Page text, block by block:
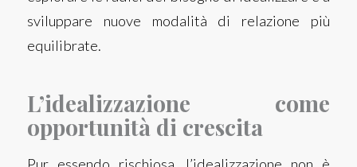
sviluppare nuove modalità di relazione più
equilibrate.
L’idealizzazione come
opportunità di crescita